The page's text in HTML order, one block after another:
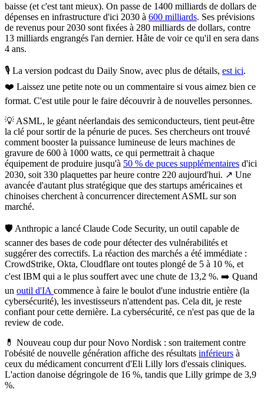
baisse (et c'est tant mieux). On passe de 1400 milliards de dollars de
dépenses en infrastructure d'ici 2030 à 600 milliards. Ses prévisions
de revenus pour 2030 sont fixées à 280 milliards de dollars, contre
13 milliards engrangés l'an dernier. Hâte de voir ce qu'il en sera dans
4 ans.
🎙️ La version podcast du Daily Snow, avec plus de détails, est ici.
❤️ Laissez une petite note ou un commentaire si vous aimez bien ce
format. C'est utile pour le faire découvrir à de nouvelles personnes.
💡 ASML, le géant néerlandais des semiconducteurs, tient peut-être
la clé pour sortir de la pénurie de puces. Ses chercheurs ont trouvé
comment booster la puissance lumineuse de leurs machines de
gravure de 600 à 1000 watts, ce qui permettrait à chaque
équipement de produire jusqu'à 50 % de puces supplémentaires d'ici
2030, soit 330 plaquettes par heure contre 220 aujourd'hui. ↗️ Une
avancée d'autant plus stratégique que des startups américaines et
chinoises cherchent à concurrencer directement ASML sur son
marché.
🛡️ Anthropic a lancé Claude Code Security, un outil capable de
scanner des bases de code pour détecter des vulnérabilités et
suggérer des correctifs. La réaction des marchés a été immédiate :
CrowdStrike, Okta, Cloudflare ont toutes plongé de 5 à 10 %, et
c'est IBM qui a le plus souffert avec une chute de 13,2 %. ➡️ Quand
un outil d'IA commence à faire le boulot d'une industrie entière (la
cybersécurité), les investisseurs n'attendent pas. Cela dit, je reste
confiant pour cette dernière. La cybersécurité, ce n'est pas que de la
review de code.
💊 Nouveau coup dur pour Novo Nordisk : son traitement contre
l'obésité de nouvelle génération affiche des résultats inférieurs à
ceux du médicament concurrent d'Eli Lilly lors d'essais cliniques.
L'action danoise dégringole de 16 %, tandis que Lilly grimpe de 3,9
%.